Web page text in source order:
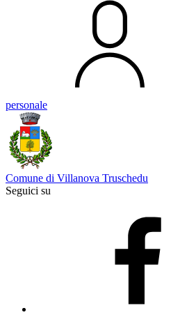
personale
Comune di Villanova Truschedu
Seguici su